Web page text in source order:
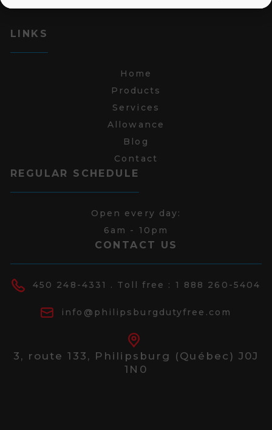
LINKS
Home
Products
Services
Allowance
Blog
Contact
REGULAR SCHEDULE
Open every day:
6am - 10pm
CONTACT US
450 248-4331 . Toll free : 1 888 260-5404
info@philipsburgdutyfree.com
3, route 133, Philipsburg (Québec) J0J
1N0